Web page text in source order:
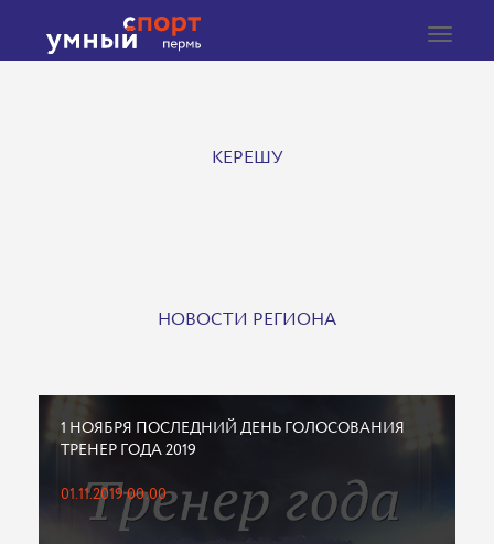
Toggle
КЕРЕШУ
НОВОСТИ РЕГИОНА
1 НОЯБРЯ ПОСЛЕДНИЙ ДЕНЬ ГОЛОСОВАНИЯ
ТРЕНЕР ГОДА 2019
01.11.2019 00:00